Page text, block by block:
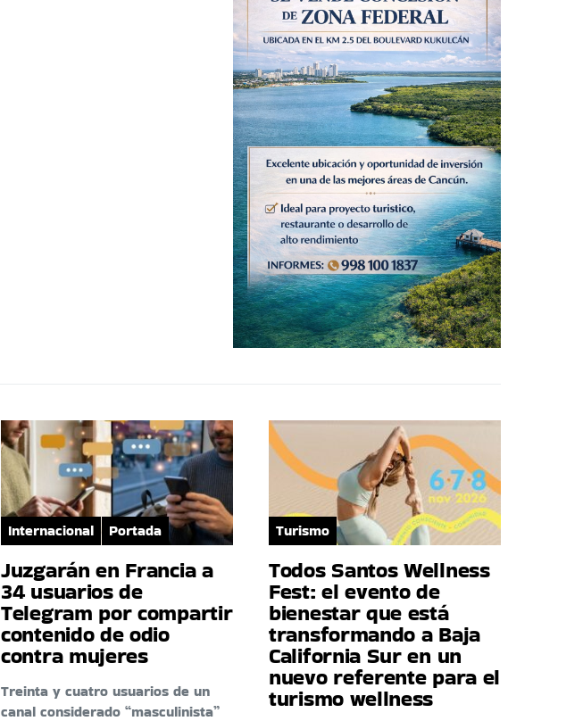
Internacional Portada
Juzgarán en Francia a
34 usuarios de
Telegram por compartir
contenido de odio
contra mujeres
Treinta y cuatro usuarios de un
canal considerado “masculinista”
Turismo
Todos Santos Wellness
Fest: el evento de
bienestar que está
transformando a Baja
California Sur en un
nuevo referente para el
turismo wellness